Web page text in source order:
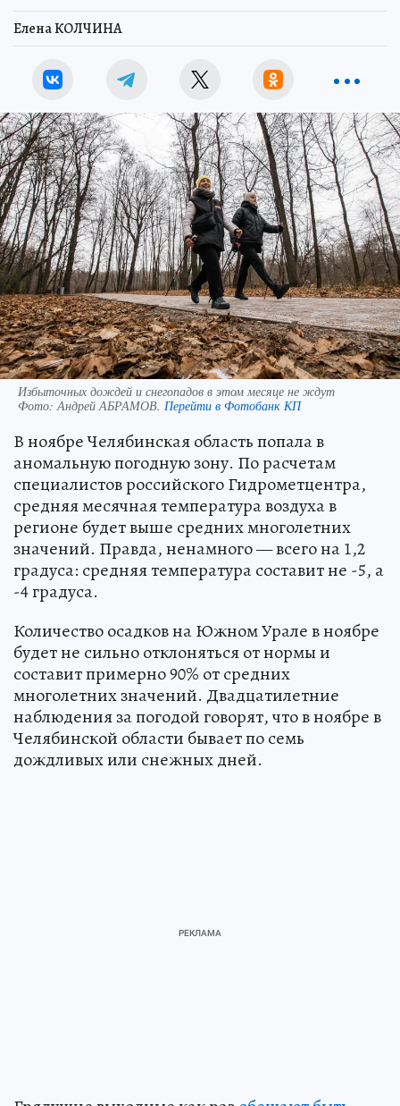
Елена КОЛЧИНА
Избыточных дождей и снегопадов в этом месяце не ждут
Фото: Андрей АБРАМОВ. Перейти в Фотобанк КП
В ноябре Челябинская область попала в
аномальную погодную зону. По расчетам
специалистов российского Гидрометцентра,
средняя месячная температура воздуха в
регионе будет выше средних многолетних
значений. Правда, ненамного — всего на 1,2
градуса: средняя температура составит не -5, а
-4 градуса.
Количество осадков на Южном Урале в ноябре
будет не сильно отклоняться от нормы и
составит примерно 90% от средних
многолетних значений. Двадцатилетние
наблюдения за погодой говорят, что в ноябре в
Челябинской области бывает по семь
дождливых или снежных дней.